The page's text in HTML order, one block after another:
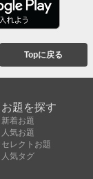
Topに戻る
お題を探す
新着お題
人気お題
セレクトお題
人気タグ